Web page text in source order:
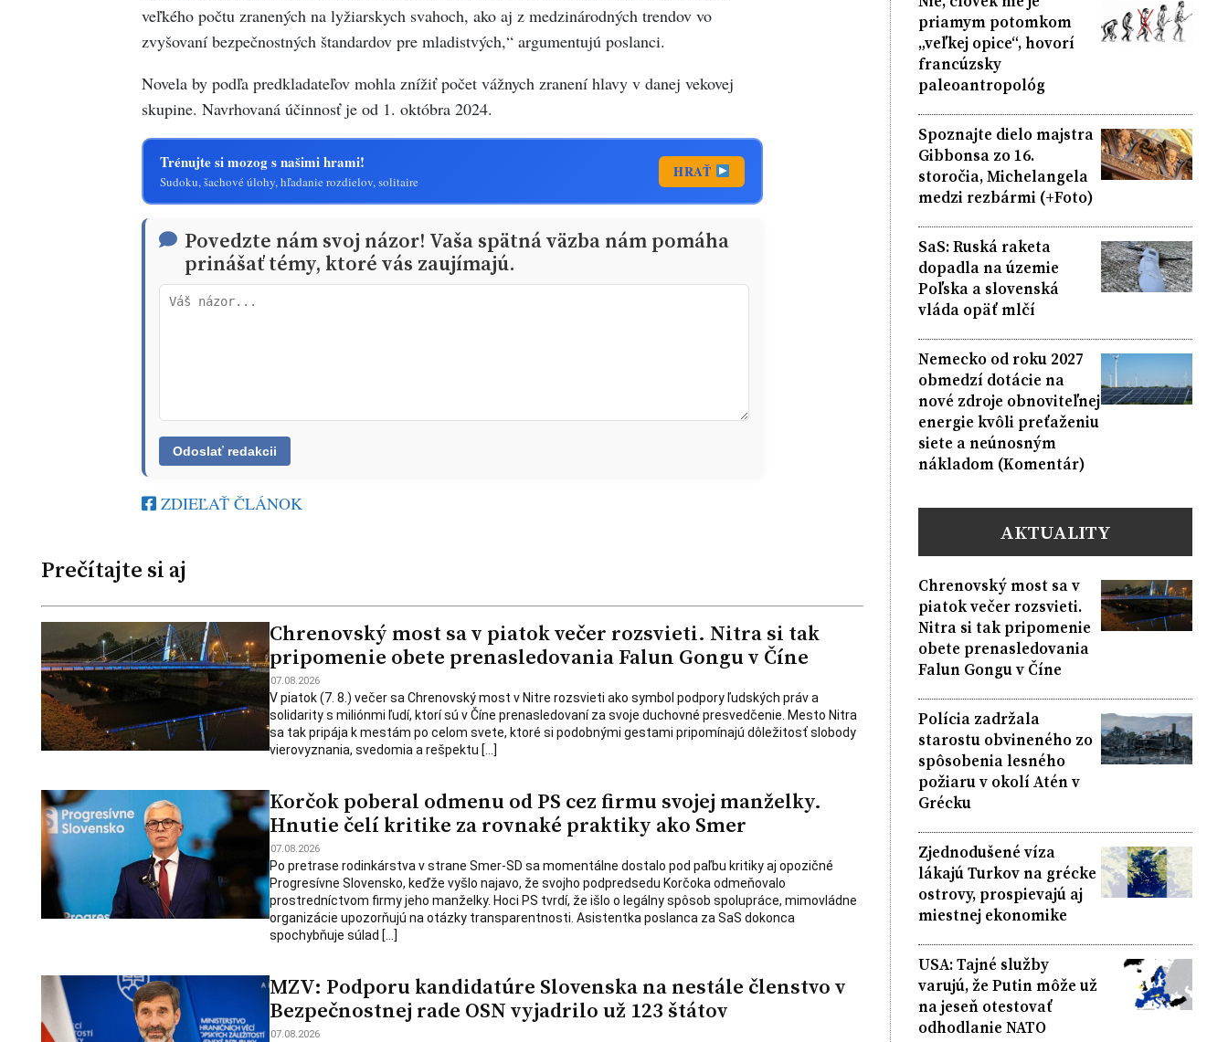
veľkého počtu zranených na lyžiarskych svahoch, ako aj z medzinárodných trendov vo
zvyšovaní bezpečnostných štandardov pre mladistvých,“ argumentujú poslanci.
Novela by podľa predkladateľov mohla znížiť počet vážnych zranení hlavy v danej vekovej
skupine. Navrhovaná účinnosť je od 1. októbra 2024.
Trénujte si mozog s našimi hrami!
Sudoku, šachové úlohy, hľadanie rozdielov, solitaire
HRAŤ
Povedzte nám svoj názor! Vaša spätná väzba nám pomáha
prinášať témy, ktoré vás zaujímajú.
ZDIEĽAŤ ČLÁNOK
Prečítajte si aj
Chrenovský most sa v piatok večer rozsvieti. Nitra si tak
pripomenie obete prenasledovania Falun Gongu v Číne
07.08.2026
V piatok (7. 8.) večer sa Chrenovský most v Nitre rozsvieti ako symbol podpory ľudských práv a
solidarity s miliónmi ľudí, ktorí sú v Číne prenasledovaní za svoje duchovné presvedčenie. Mesto Nitra
sa tak pripája k mestám po celom svete, ktoré si podobnými gestami pripomínajú dôležitosť slobody
vierovyznania, svedomia a rešpektu […]
Korčok poberal odmenu od PS cez firmu svojej manželky.
Hnutie čelí kritike za rovnaké praktiky ako Smer
07.08.2026
Po pretrase rodinkárstva v strane Smer-SD sa momentálne dostalo pod paľbu kritiky aj opozičné
Progresívne Slovensko, keďže vyšlo najavo, že svojho podpredsedu Korčoka odmeňovalo
prostredníctvom firmy jeho manželky. Hoci PS tvrdí, že išlo o legálny spôsob spolupráce, mimovládne
organizácie upozorňujú na otázky transparentnosti. Asistentka poslanca za SaS dokonca
spochybňuje súlad […]
MZV: Podporu kandidatúre Slovenska na nestále členstvo v
Bezpečnostnej rade OSN vyjadrilo už 123 štátov
07.08.2026
priamym potomkom
„veľkej opice“, hovorí
francúzsky
paleoantropológ
Spoznajte dielo majstra
Gibbonsa zo 16.
storočia, Michelangela
medzi rezbármi (+Foto)
SaS: Ruská raketa
dopadla na územie
Poľska a slovenská
vláda opäť mlčí
Nemecko od roku 2027
obmedzí dotácie na
nové zdroje obnoviteľnej
energie kvôli preťaženiu
siete a neúnosným
nákladom (Komentár)
AKTUALITY
Chrenovský most sa v
piatok večer rozsvieti.
Nitra si tak pripomenie
obete prenasledovania
Falun Gongu v Číne
Polícia zadržala
starostu obvineného zo
spôsobenia lesného
požiaru v okolí Atén v
Grécku
Zjednodušené víza
lákajú Turkov na grécke
ostrovy, prospievajú aj
miestnej ekonomike
USA: Tajné služby
varujú, že Putin môže už
na jeseň otestovať
odhodlanie NATO